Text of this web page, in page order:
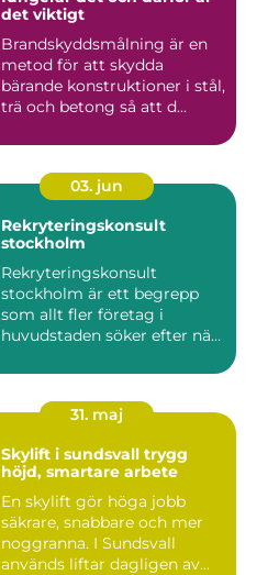
det viktigt
Brandskyddsmålning är en
metod för att skydda
bärande konstruktioner i stål,
trä och betong så att d...
03. jun
Rekryteringskonsult
stockholm
Rekryteringskonsult
stockholm är ett begrepp
som allt fler företag i
huvudstaden söker efter när
31. maj
Skylift i sundsvall trygg
höjd, smartare arbete
En skylift gör höga jobb
säkrare, snabbare och mer
noggranna. I Sundsvall
används liftar dagligen av...